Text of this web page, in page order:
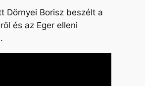
Dörnyei Borisz beszélt a
és az Eger elleni